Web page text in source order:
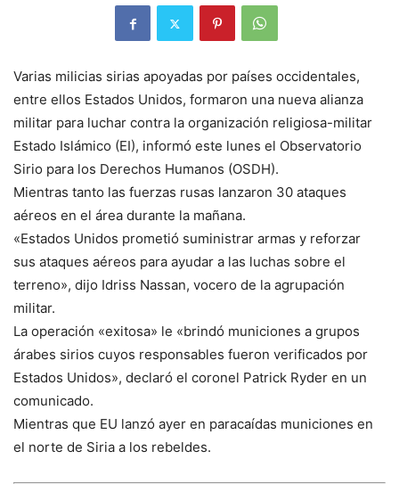
Varias milicias sirias apoyadas por países occidentales,
entre ellos Estados Unidos, formaron una nueva alianza
militar para luchar contra la organización religiosa-militar
Estado Islámico (EI), informó este lunes el Observatorio
Sirio para los Derechos Humanos (OSDH).
Mientras tanto las fuerzas rusas lanzaron 30 ataques
aéreos en el área durante la mañana.
«Estados Unidos prometió suministrar armas y reforzar
sus ataques aéreos para ayudar a las luchas sobre el
terreno», dijo Idriss Nassan, vocero de la agrupación
militar.
La operación «exitosa» le «brindó municiones a grupos
árabes sirios cuyos responsables fueron verificados por
Estados Unidos», declaró el coronel Patrick Ryder en un
comunicado.
Mientras que EU lanzó ayer en paracaídas municiones en
el norte de Siria a los rebeldes.